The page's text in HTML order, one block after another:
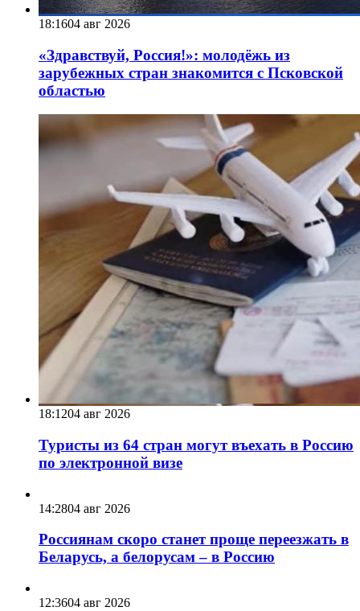
18:1604 авг 2026
«Здравствуй, Россия!»: молодёжь из
зарубежных стран знакомится с Псковской
областью
18:1204 авг 2026
Туристы из 64 стран могут въехать в Россию
по электронной визе
14:2804 авг 2026
Россиянам скоро станет проще переезжать в
Беларусь, а белорусам – в Россию
12:3604 авг 2026